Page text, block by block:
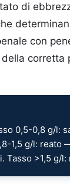
di
con
corretta
0,5-0,8 g/l:
1,5 g/l:
Tasso >1,5 g/